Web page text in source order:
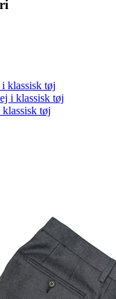
klassisk tøj
i klassisk tøj
tøj